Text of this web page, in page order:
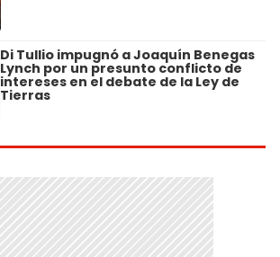
Di Tullio impugnó a Joaquín Benegas
Lynch por un presunto conflicto de
intereses en el debate de la Ley de
Tierras